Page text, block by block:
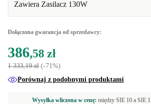
Zawiera Zasilacz 130W
Dołączona gwarancja od sprzedawcy:
386,58 zł
1 333,19 zł (-71%)
Porównaj z podobnymi produktami
Wysyłka wliczona w cenę: między SIE 10 a SIE